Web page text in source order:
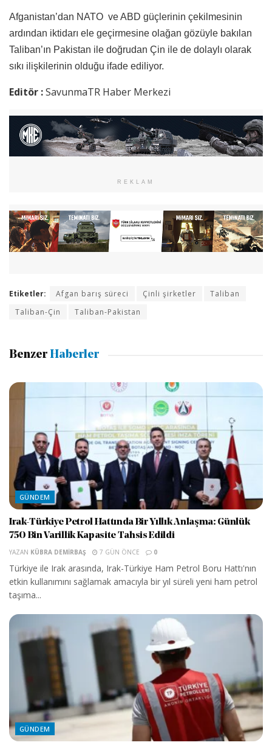
Afganistan’dan NATO ve ABD güçlerinin çekilmesinin
ardından iktidarı ele geçirmesine olağan gözüyle bakılan
Taliban’ın Pakistan ile doğrudan Çin ile de dolaylı olarak
sıkı ilişkilerinin olduğu ifade ediliyor.
Editör :SavunmaTR Haber Merkezi
REKLAM
Etiketler: Afgan barış süreci Çinli şirketler
Taliban
Taliban-Çin
Taliban-Pakistan
Benzer Haberler
GÜNDEM
Irak-Türkiye Petrol Hattında Bir Yıllık Anlaşma: Günlük
750 Bin Varillik Kapasite Tahsis Edildi
YAZAN KÜBRA DEMIRBAŞ 7 GÜN ÖNCE 0
Türkiye ile Irak arasında, Irak-Türkiye Ham Petrol Boru Hattı'nın
etkin kullanımını sağlamak amacıyla bir yıl süreli yeni ham petrol
taşıma...
GÜNDEM